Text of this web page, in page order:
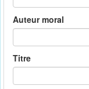
Auteur moral
Titre